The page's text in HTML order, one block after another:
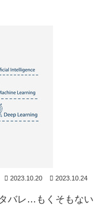
2023.10.20 2023.10.24
バレ…もくそもない